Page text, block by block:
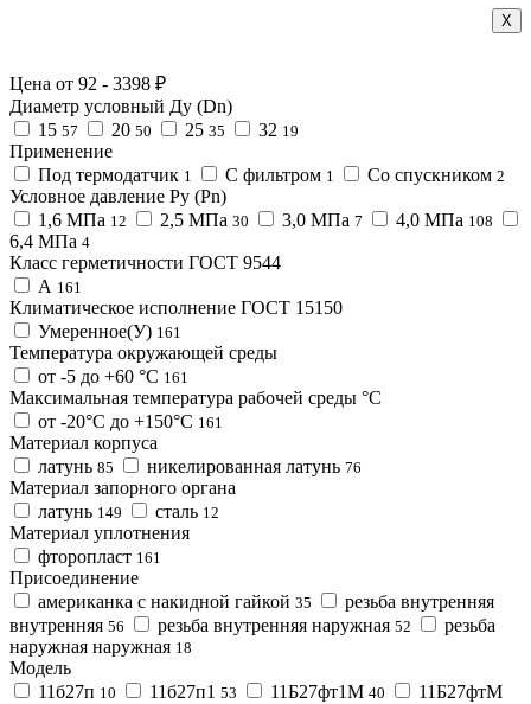
Х
Цена от 92 - 3398 ₽
Диаметр условный Ду (Dn)
15 57 20 50 25 35 32 19
Применение
Под термодатчик 1 С фильтром 1 Со спускником 2
Условное давление Ру (Pn)
1,6 МПа 12 2,5 МПа 30 3,0 МПа 7 4,0 МПа 108
6,4 МПа 4
Класс герметичности ГОСТ 9544
А 161
Климатическое исполнение ГОСТ 15150
Умеренное(У) 161
Температура окружающей среды
от -5 до +60 °С 161
Максимальная температура рабочей среды °С
от -20°С до +150°С 161
Материал корпуса
латунь 85 никелированная латунь 76
Материал запорного органа
латунь 149 сталь 12
Материал уплотнения
фторопласт 161
Присоединение
американка с накидной гайкой 35
резьба внутренняя
внутренняя 56 резьба внутренняя наружная 52
резьба
наружная наружная 18
Модель
11б27п 10 11б27п1 53 11Б27фт1М 40 11Б27фтМ